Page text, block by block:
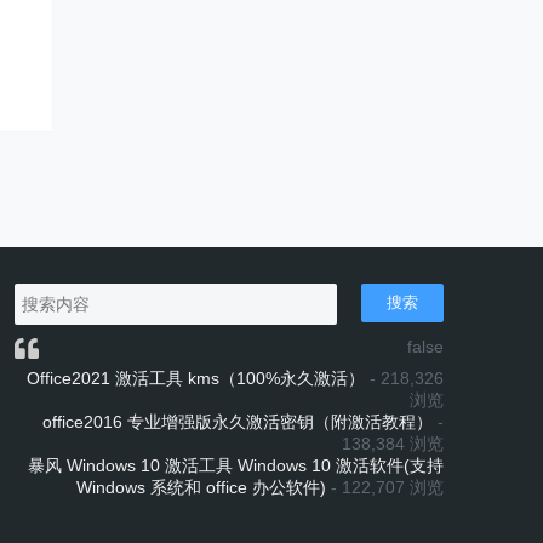
搜索
false
Office2021 激活工具 kms（100%永久激活）
- 218,326
浏览
office2016 专业增强版永久激活密钥（附激活教程）
-
138,384 浏览
暴风 Windows 10 激活工具 Windows 10 激活软件(支持
Windows 系统和 office 办公软件) - 122,707 浏览